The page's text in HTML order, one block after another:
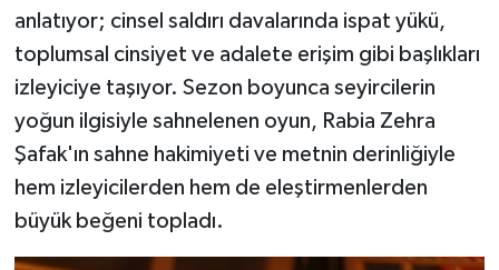
anlatıyor; cinsel saldırı davalarında ispat yükü,
toplumsal cinsiyet ve adalete erişim gibi başlıkları
izleyiciye taşıyor. Sezon boyunca seyircilerin
yoğun ilgisiyle sahnelenen oyun, Rabia Zehra
Şafak'ın sahne hakimiyeti ve metnin derinliğiyle
hem izleyicilerden hem de eleştirmenlerden
büyük beğeni topladı.